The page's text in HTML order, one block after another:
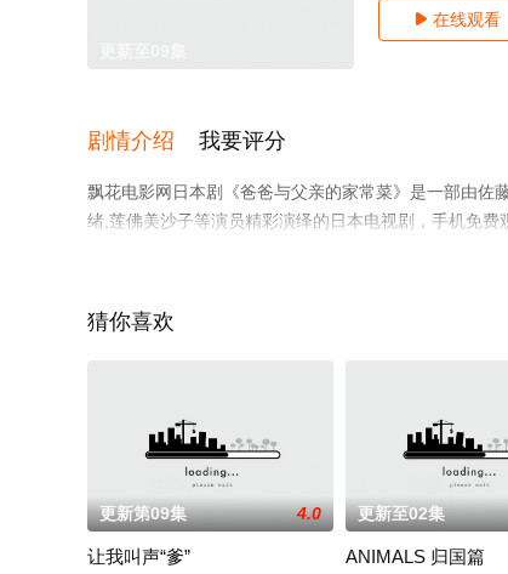
 在线观看
剧情介绍 我要评分
飘花电影网日本剧《爸爸与父亲的家常菜》是一部由佐
绪,莲佛美沙子等演员精彩演绎的日本电视剧，手机免
多剧情信息可移步至豆瓣电视剧、电视猫或剧情网等平
猜你喜欢
更新第09集 4.0
让我叫声“爹”
更新至02集
ANIMALS 归国篇